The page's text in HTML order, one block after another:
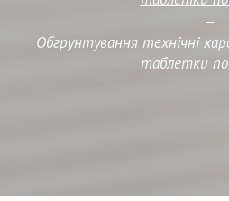
—
Обгрунтування технічні
таблетки